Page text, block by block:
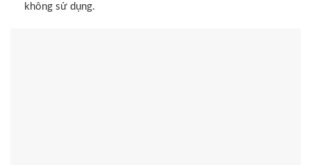
không sử dụng.